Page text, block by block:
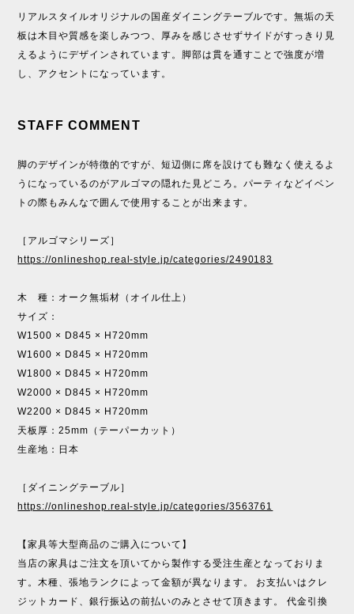
リアルスタイルオリジナルの国産ダイニングテーブルです。無垢の天
板は木目や質感を楽しみつつ、厚みを感じさせずサイドがすっきり見
えるようにデザインされています。脚部は貫を通すことで強度が増
し、アクセントになっています。
STAFF COMMENT
脚のデザインが特徴的ですが、短辺側に席を設けても難なく使えるよ
うになっているのがアルゴマの隠れた見どころ。パーティなどイベン
トの際もみんなで囲んで使用することが出来ます。
［アルゴマシリーズ］
https://onlineshop.real-style.jp/categories/2490183
木 種：オーク無垢材（オイル仕上）
サイズ：
W1500 × D845 × H720mm
W1600 × D845 × H720mm
W1800 × D845 × H720mm
W2000 × D845 × H720mm
W2200 × D845 × H720mm
天板厚：25mm（テーパーカット）
生産地：日本
［ダイニングテーブル］
https://onlineshop.real-style.jp/categories/3563761
【家具等大型商品のご購入について】
当店の家具はご注文を頂いてから製作する受注生産となっておりま
す。木種、張地ランクによって金額が異なります。 お支払いはクレ
ジットカード、銀行振込の前払いのみとさせて頂きます。 代金引換